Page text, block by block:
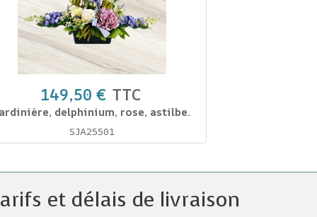
149,50 € TTC
delphinium, rose, astilbe.
SJA25501
et délais de livraison